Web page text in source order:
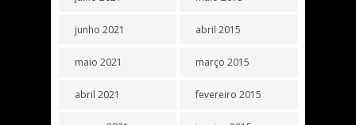
junho 2021
maio 2021
abril 2021
abril 2015
março 2015
fevereiro 2015